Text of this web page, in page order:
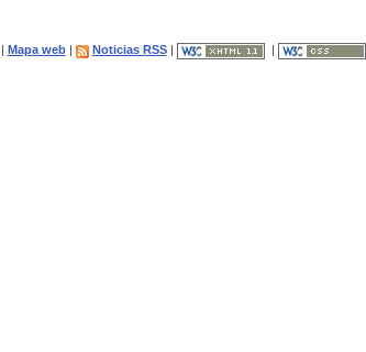
Mapa web| Noticias RSS|